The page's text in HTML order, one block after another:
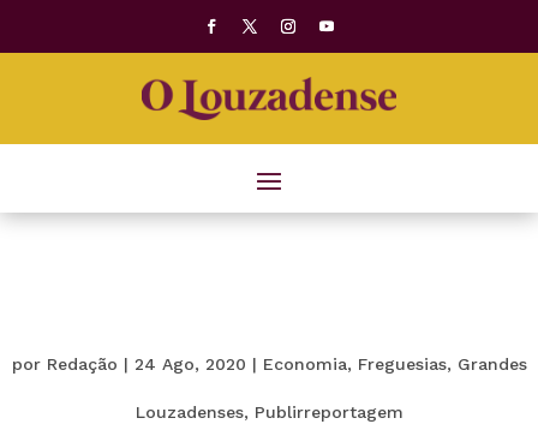
por Redação | 24 Ago, 2020 | Economia, Freguesias, Grandes
Louzadenses, Publirreportagem